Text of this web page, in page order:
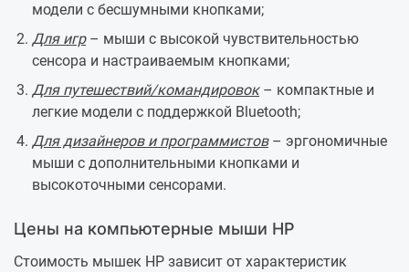
модели с бесшумными кнопками;
Для игр– мыши с высокой чувствительностью
сенсора и настраиваемым кнопками;
Для путешествий/командировок– компактные и
легкие модели с поддержкой Bluetooth;
Для дизайнеров и программистов– эргономичные
мыши с дополнительными кнопками и
высокоточными сенсорами.
Цены на компьютерные мыши HP
Стоимость мышек HP зависит от характеристик